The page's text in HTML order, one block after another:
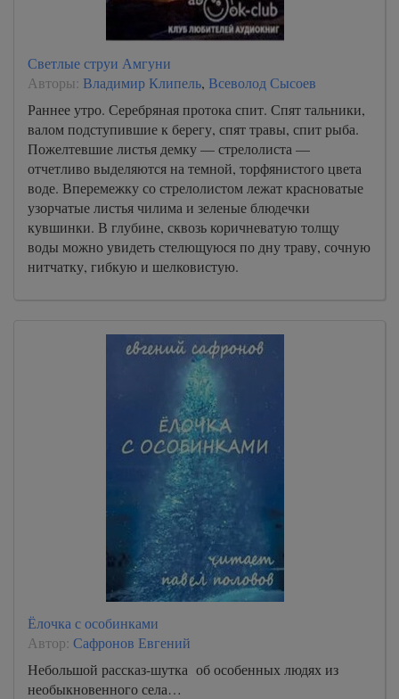
Светлые струи Амгуни
Авторы: Владимир Клипель, Всеволод Сысоев
Раннее утро. Серебряная протока спит. Спят тальники,
валом подступившие к берегу, спят травы, спит рыба.
Пожелтевшие листья демку — стрелолиста —
отчетливо выделяются на темной, торфянистого цвета
воде. Вперемежку со стрелолистом лежат красноватые
узорчатые листья чилима и зеленые блюдечки
кувшинки. В глубине, сквозь коричневатую толщу
воды можно увидеть стелющуюся по дну траву, сочную
нитчатку, гибкую и шелковистую.
Ёлочка с особинками
Автор: Сафронов Евгений
Небольшой рассказ-шутка об особенных людях из
необыкновенного села…